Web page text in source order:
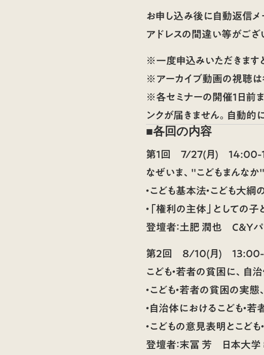
お申し込み後に自動返信
アドレスの間違い等がござ
※一度申込みいただきます
※アーカイブ動画の視聴は
※各セミナーの開催1日前
ンクが届きません。自動的
■各回の内容
第1回 7/27(月) 14:00-
なぜいま、"こどもまんなか
・こども基本法・こども大
・「権利の主体」としての
登壇者：土肥 潤也 C&Y
第2回 8/10(月)
こども・若者の貧困に、自
・こども・若者の貧困の実
・自治体におけるこども・
・こどもの意見表明とこど
登壇者：末冨 芳 日本大